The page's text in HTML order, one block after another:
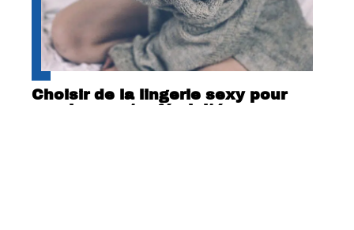
Choisir de la lingerie sexy pour
exprimer votre féminité